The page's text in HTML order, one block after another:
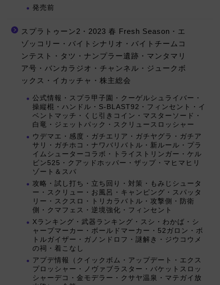
発売前
スプラトゥーン2・2023 春 Fresh Season・エ
ゾッコリー・バイトシナリオ・バイトチームコ
ンテスト・タツ・ナンプラー遺跡・マンタマリ
ア号・バンカラジオ・チャンネル・ジュークボ
ックス・イカッチャ・株主総会
公式情報・スプラ甲子園・クーゲルシュライバー・
操縦棍・ハンドル・S-BLAST92・フィンセント・イ
ベントマッチ・くじ引きコイン・マスターソード・
白竜・ジェットパック・スクリュースロッシャー
ウデマエ・感度・ガチエリア・ガチヤグラ・ガチア
サリ・ガチホコ・ナワバリバトル・新ルール・プラ
イムシューターコラボ・トライストリンガー・ケル
ビン525・クアッドホッパー・ザップ・マヒマヒリ
ゾート＆スパ
攻略・試し打ち・立ち回り・対策・もみじシュータ
ー・スクリュー・お風呂・キャンピング・スパッタ
リー・スクスロ・トリカラバトル・攻撃側・防衛
側・クマフェス・逆境強化・フィンセント
Xランキング・武器ランキング・スシ・わかば・シ
ャープマーカー・ボールドマーカー・52ガロン・ボ
トルガイザー・ガノンドロフ・謎解き・ジウコウメ
の祠・着こなし
アプデ情報（クイックボム・アップデート・エクス
プロッシャー・ノヴァブラスター・バケットスロッ
シャーデコ・金モデラー・クサヤ温泉・マテガイ放